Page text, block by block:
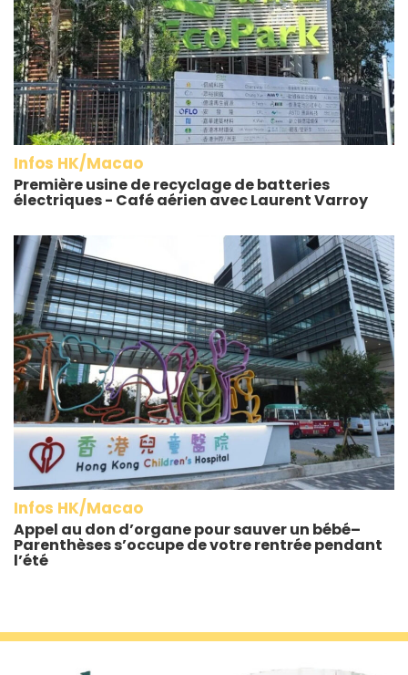
Infos HK/Macao
Première usine de recyclage de batteries
électriques - Café aérien avec Laurent Varroy
Infos HK/Macao
Appel au don d’organe pour sauver un bébé–
Parenthèses s’occupe de votre rentrée pendant
l’été